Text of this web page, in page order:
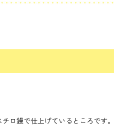
ロ鏝で仕上げているところです。